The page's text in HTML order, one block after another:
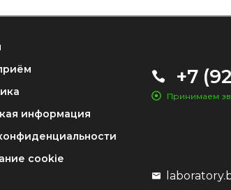
информация
cookie
+7
Принимаем